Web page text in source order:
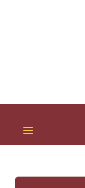
Toggle
Navigation
CHAMPAGNES &